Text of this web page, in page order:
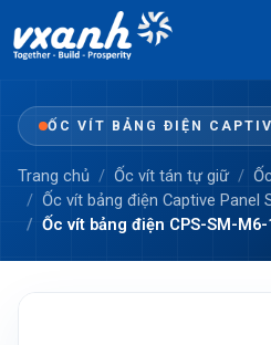
ỐC VÍT BẢNG ĐIỆN
Trang chủ Ốc vít tán tự giữ
Ốc vít bảng điện Captive Panel
Ốc vít bảng điện CPS-SM-M6-